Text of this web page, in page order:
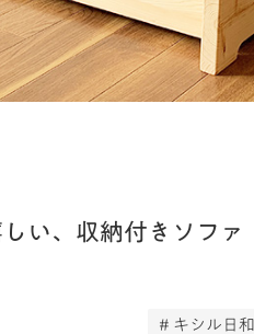
い、収納付きソファ
# キシル日和